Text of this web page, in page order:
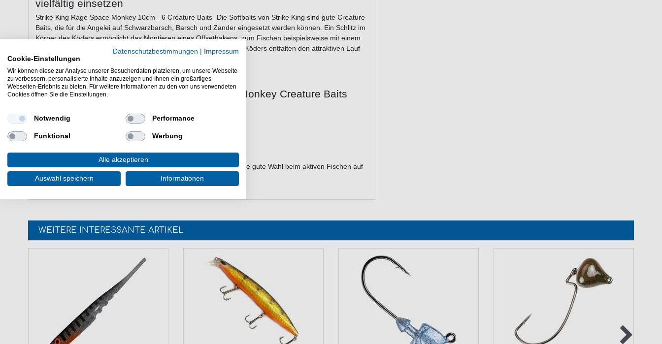
vielfältig einsetzen
Strike King Rage Space Monkey 10cm - 6 Creature Baits- Die Softbaits von Strike King sind gute Creature
Baits, die für die Angelei auf Schwarzbarsch, Barsch und Zander eingesetzt werden können. Ein Schlitz im
Körper des Köders ermöglicht das Montieren eines Offsethakens, zum Fischen beispielsweise mit einem
Texasrig oder auch einem Carolinarig. Die Arme und die Beine des Köders entfalten den attraktiven Lauf
schon unter leichtem Zug.
Eigenschaften der Strike King Rage Space Monkey Creature Baits
Länge: 10cm
attraktives Laufverhalten
Die Strike King Rage Space Monkey 10cm 6 Creature Baits sind eine gute Wahl beim aktiven Fischen auf
Raubfische. Kunstköder für das Texas- und Carolina Rig.
WEITERE INTERESSANTE ARTIKEL
Datenschutzbestimmungen | Impressum
Cookie-Einstellungen
Wir können diese zur Analyse unserer Besucherdaten platzieren, um unsere Webseite
zu verbessern, personalisierte Inhalte anzuzeigen und Ihnen ein großartiges
Webseiten-Erlebnis zu bieten. Für weitere Informationen zu den von uns verwendeten
Cookies öffnen Sie die Einstellungen.
Notwendig Performance
Funktional Werbung
Alle akzeptieren
Auswahl speichern Informationen